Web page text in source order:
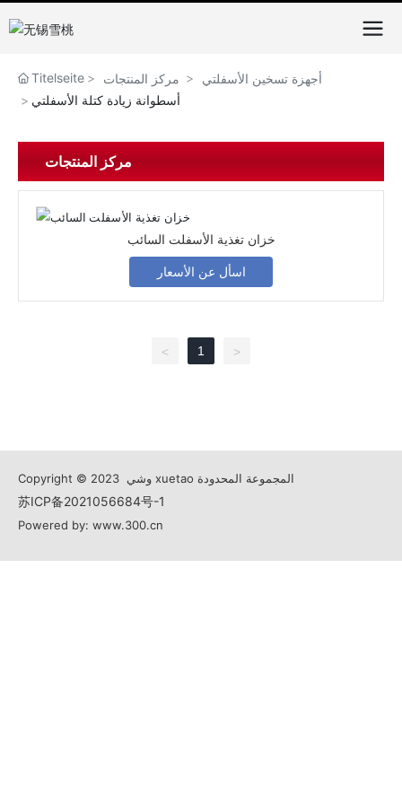
Titelseite مركز المنتجات
أجهزة تسخين الأسفلتي
أسطوانة زيادة كتلة الأسفلتي
مركز المنتجات
خزان تغذية الأسفلت السائب
اسأل عن الأسعار
< 1 >
Copyright © 2023 وشي xuetao المجموعة المحدودة
苏ICP备2021056684号-1
Powered by: www.300.cn